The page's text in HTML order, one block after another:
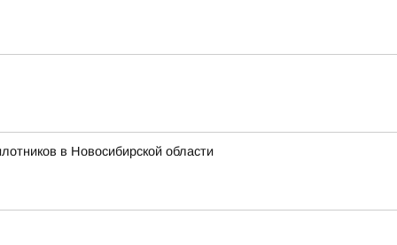
в Новосибирской области